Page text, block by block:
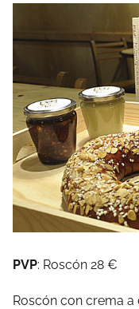
PVP: Roscón 28 €
Roscón con crema